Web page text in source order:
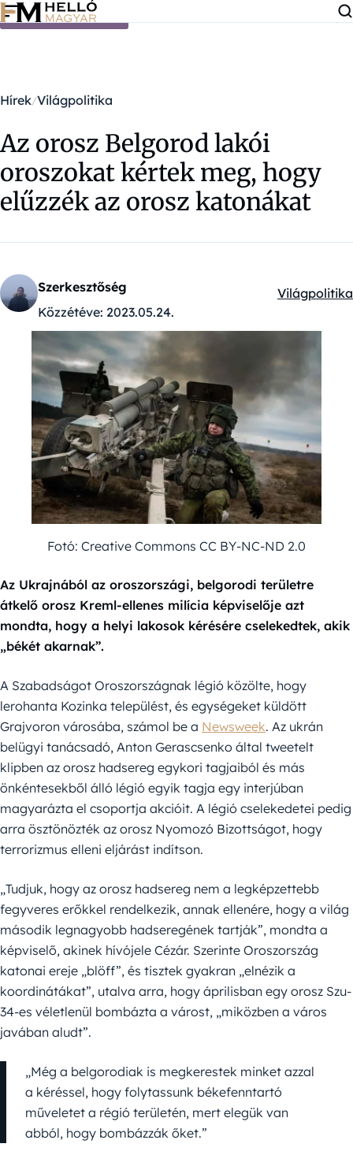
Ugrás a tartalomra
Hírek Világpolitika
Az orosz Belgorod lakói
oroszokat kértek meg, hogy
elűzzék az orosz katonákat
Szerkesztőség
Közzétéve: 2023.05.24.
Kategóriák:
Világpolitika
Fotó: Creative Commons CC BY-NC-ND 2.0
Az Ukrajnából az oroszországi, belgorodi területre
átkelő orosz Kreml-ellenes milícia képviselője azt
mondta, hogy a helyi lakosok kérésére cselekedtek, akik
„békét akarnak”.
A Szabadságot Oroszországnak légió közölte, hogy
lerohanta Kozinka települést, és egységeket küldött
Grajvoron városába, számol be a Newsweek. Az ukrán
belügyi tanácsadó, Anton Gerascsenko által tweetelt
klipben az orosz hadsereg egykori tagjaiból és más
önkéntesekből álló légió egyik tagja egy interjúban
magyarázta el csoportja akcióit. A légió cselekedetei pedig
arra ösztönözték az orosz Nyomozó Bizottságot, hogy
terrorizmus elleni eljárást indítson.
„Tudjuk, hogy az orosz hadsereg nem a legképzettebb
fegyveres erőkkel rendelkezik, annak ellenére, hogy a világ
második legnagyobb hadseregének tartják”, mondta a
képviselő, akinek hívójele Cézár. Szerinte Oroszország
katonai ereje „blöff”, és tisztek gyakran „elnézik a
koordinátákat”, utalva arra, hogy áprilisban egy orosz Szu-
34-es véletlenül bombázta a várost, „miközben a város
javában aludt”.
„Még a belgorodiak is megkerestek minket azzal
a kéréssel, hogy folytassunk békefenntartó
műveletet a régió területén, mert elegük van
abból, hogy bombázzák őket.”